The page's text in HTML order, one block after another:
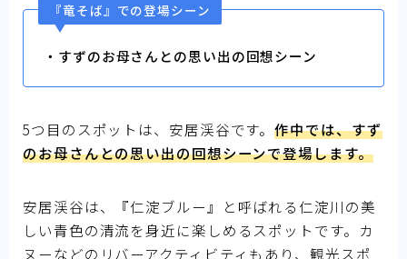
『竜そば』での登場シーン
・すずのお母さんとの思い出の回想シーン
5つ目のスポットは、安居渓谷です。作中では、すず
のお母さんとの思い出の回想シーンで登場します。
安居渓谷は、『仁淀ブルー』と呼ばれる仁淀川の美
しい青色の清流を身近に楽しめるスポットです。カ
ヌーなどのリバーアクティビティもあり、観光スポ